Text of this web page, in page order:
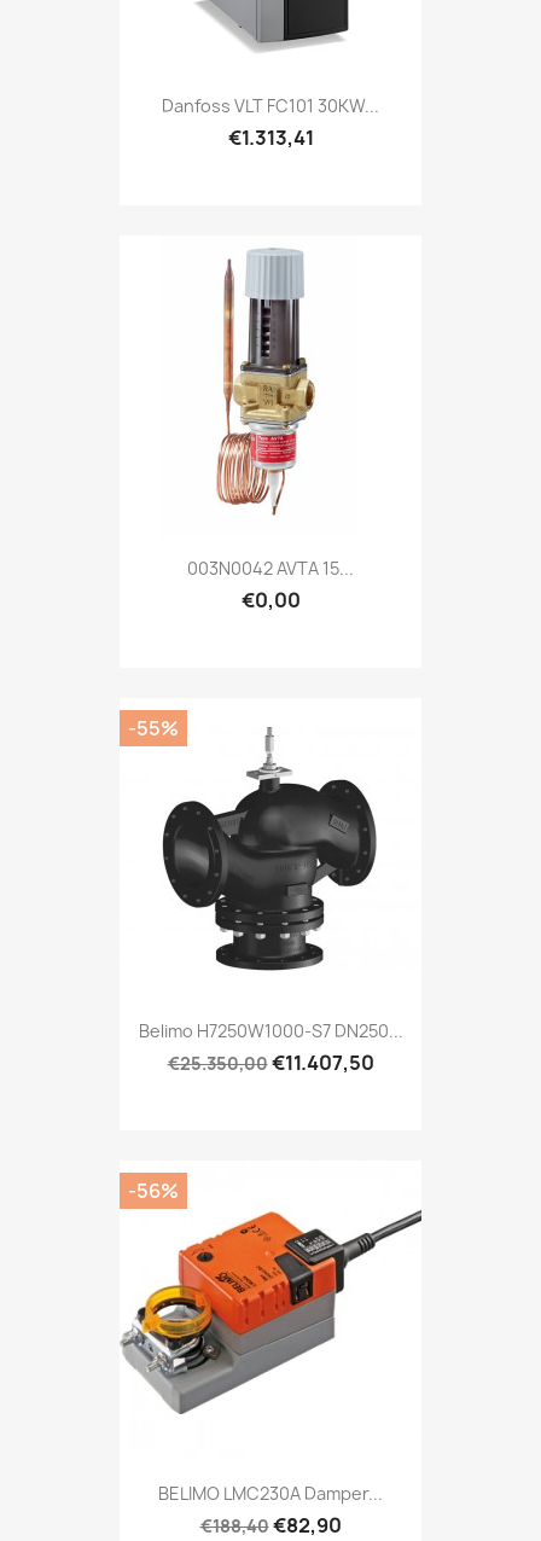
Danfoss VLT FC101 30KW...
€1.313,41
003N0042 AVTA 15...
€0,00
Belimo H7250W1000-S7 DN250...
€25.350,00€11.407,50
-55%
BELIMO LMC230A Damper...
€188,40€82,90
-56%